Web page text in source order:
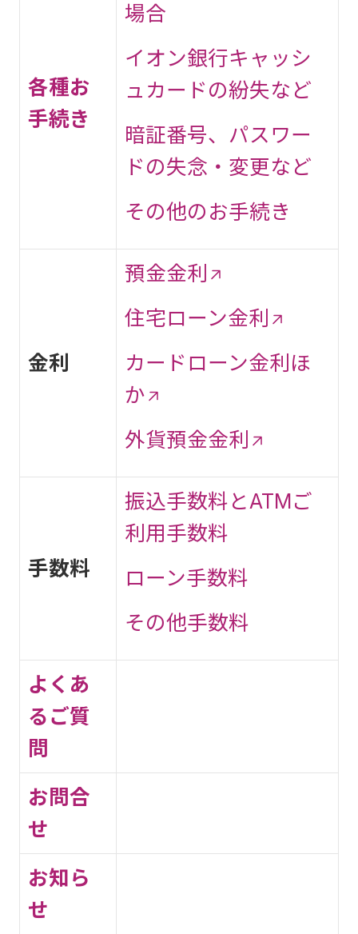
各種お
手続き
場合
イオン銀行キャッシ
ュカードの紛失など
暗証番号、パスワー
ドの失念・変更など
その他のお手続き
金利
預金金利
住宅ローン金利
カードローン金利ほ
か
外貨預金金利
手数料
振込手数料とATMご
利用手数料
ローン手数料
その他手数料
よくあ
るご質
問
お問合
せ
お知ら
せ